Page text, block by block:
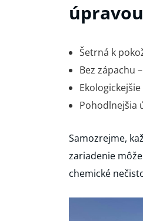
Šetrná k
Bez zápachu
Pohodlnejšia
Samozrejme,
zariadenie
chemické